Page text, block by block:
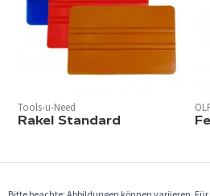
Tools-u-Need
Rakel Standard